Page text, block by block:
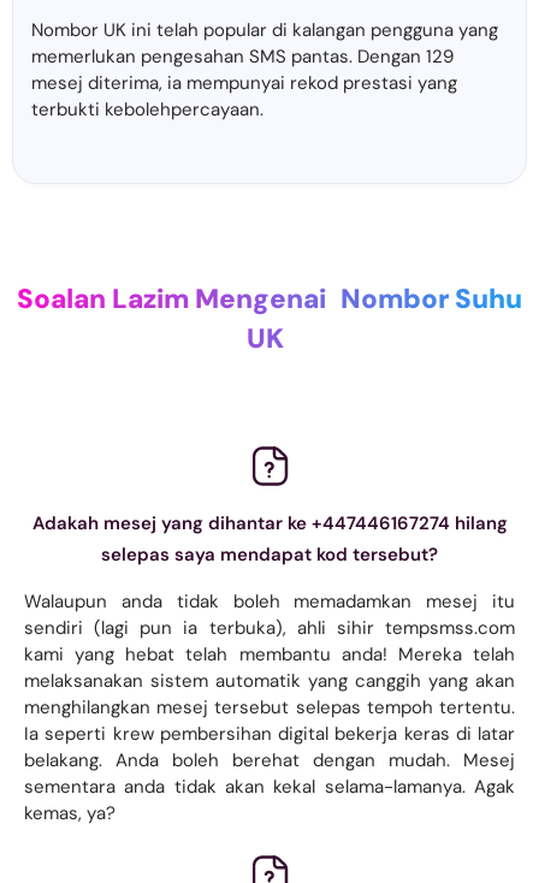
Nombor UK ini telah popular di kalangan pengguna yang
memerlukan pengesahan SMS pantas. Dengan 129
mesej diterima, ia mempunyai rekod prestasi yang
terbukti kebolehpercayaan.
Soalan Lazim Mengenai Nombor Suhu
UK
Adakah mesej yang dihantar ke +447446167274 hilang
selepas saya mendapat kod tersebut?
Walaupun anda tidak boleh memadamkan mesej itu
sendiri (lagi pun ia terbuka), ahli sihir tempsmss.com
kami yang hebat telah membantu anda! Mereka telah
melaksanakan sistem automatik yang canggih yang akan
menghilangkan mesej tersebut selepas tempoh tertentu.
Ia seperti krew pembersihan digital bekerja keras di latar
belakang. Anda boleh berehat dengan mudah. Mesej
sementara anda tidak akan kekal selama-lamanya. Agak
kemas, ya?